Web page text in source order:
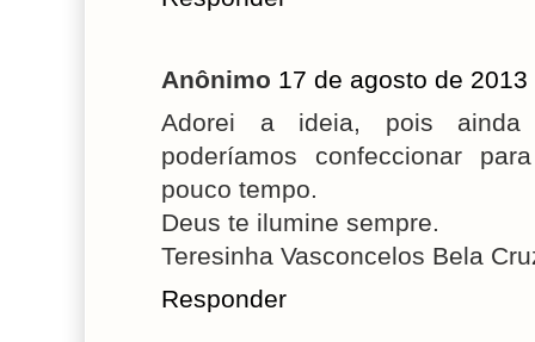
Anônimo 17 de agosto de
Adorei a ideia, pois ainda
poderíamos confeccionar
pouco tempo.
Deus te ilumine sempre.
Teresinha Vasconcelos Bela
Responder